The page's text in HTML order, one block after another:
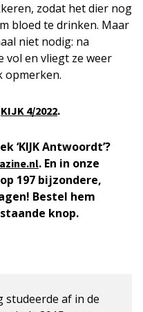
zodat het dier nog
bloed te drinken. Maar
niet nodig: na
vol en vliegt ze weer
opmerken.
KIJK 4/2022.
‘KIJK Antwoordt’?
. En in onze
197 bijzondere,
Bestel hem
knop.
studeerde af in de